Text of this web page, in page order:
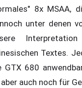
8x MSAA,
unter denen
Textes.
GTX 680
auch noch für